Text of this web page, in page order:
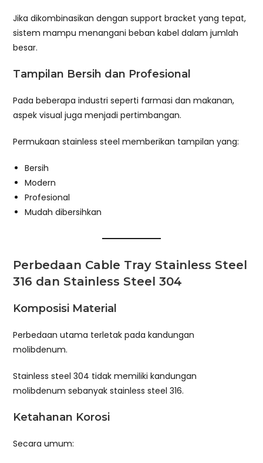
Jika dikombinasikan dengan support bracket yang tepat,
sistem mampu menangani beban kabel dalam jumlah
besar.
Tampilan Bersih dan Profesional
Pada beberapa industri seperti farmasi dan makanan,
aspek visual juga menjadi pertimbangan.
Permukaan stainless steel memberikan tampilan yang:
Bersih
Modern
Profesional
Mudah dibersihkan
Perbedaan Cable Tray Stainless Steel
316 dan Stainless Steel 304
Komposisi Material
Perbedaan utama terletak pada kandungan
molibdenum.
Stainless steel 304 tidak memiliki kandungan
molibdenum sebanyak stainless steel 316.
Ketahanan Korosi
Secara umum: